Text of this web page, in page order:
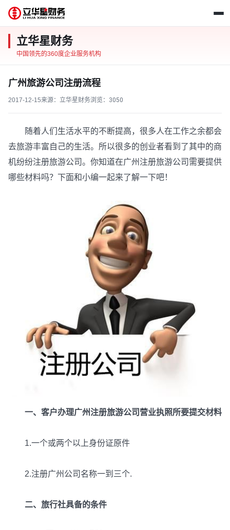
立华星财务
中国领先的360度企业服务机构
广州旅游公司注册流程
2017-12-15来源：立华星财务浏览： 3050
随着人们生活水平的不断提高，很多人在工作之余都会
去旅游丰富自己的生活。所以很多的创业者看到了其中的商
机纷纷注册旅游公司。你知道在广州注册旅游公司需要提供
哪些材料吗？下面和小编一起来了解一下吧！
一、客户办理广州注册旅游公司营业执照所要提交材料
1.一个或两个以上身份证原件
2.注册广州公司名称一到三个.
二、旅行社具备的条件